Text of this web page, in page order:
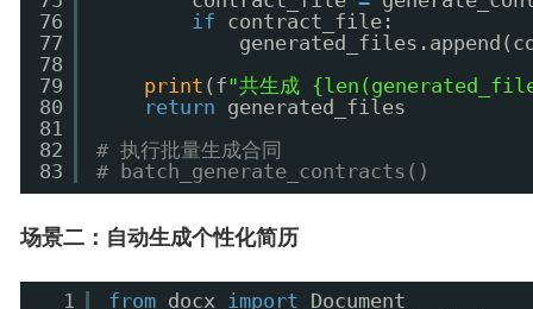
76
77
78
79
80
81
82
83
if
contract_file:
print (f"共生成
return
generated_files
# 执行批量生成合同
# batch_generate_contracts()
场景二：自动生成个性化简历
1
from docx import
Document